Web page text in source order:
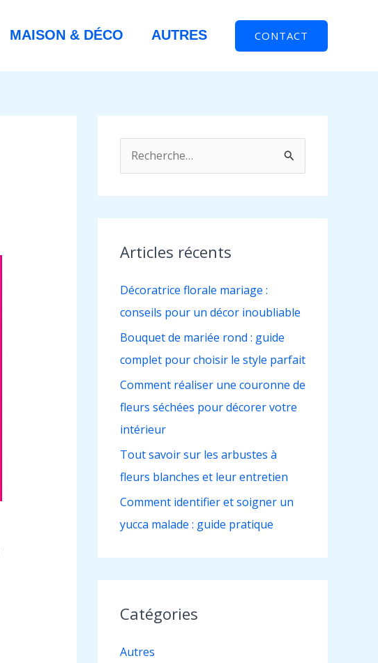
MAISON & DÉCO AUTRES CONTACT
e
c
h
e
r
:
Articles récents
Décoratrice florale mariage :
conseils pour un décor inoubliable
Bouquet de mariée rond : guide
complet pour choisir le style parfait
Comment réaliser une couronne de
fleurs séchées pour décorer votre
intérieur
Tout savoir sur les arbustes à
fleurs blanches et leur entretien
Comment identifier et soigner un
yucca malade : guide pratique
Catégories
Autres